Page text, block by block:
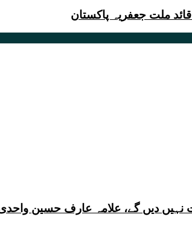
ملت جعفریہ پاکستان
دیں گے، علامہ عارف حسین